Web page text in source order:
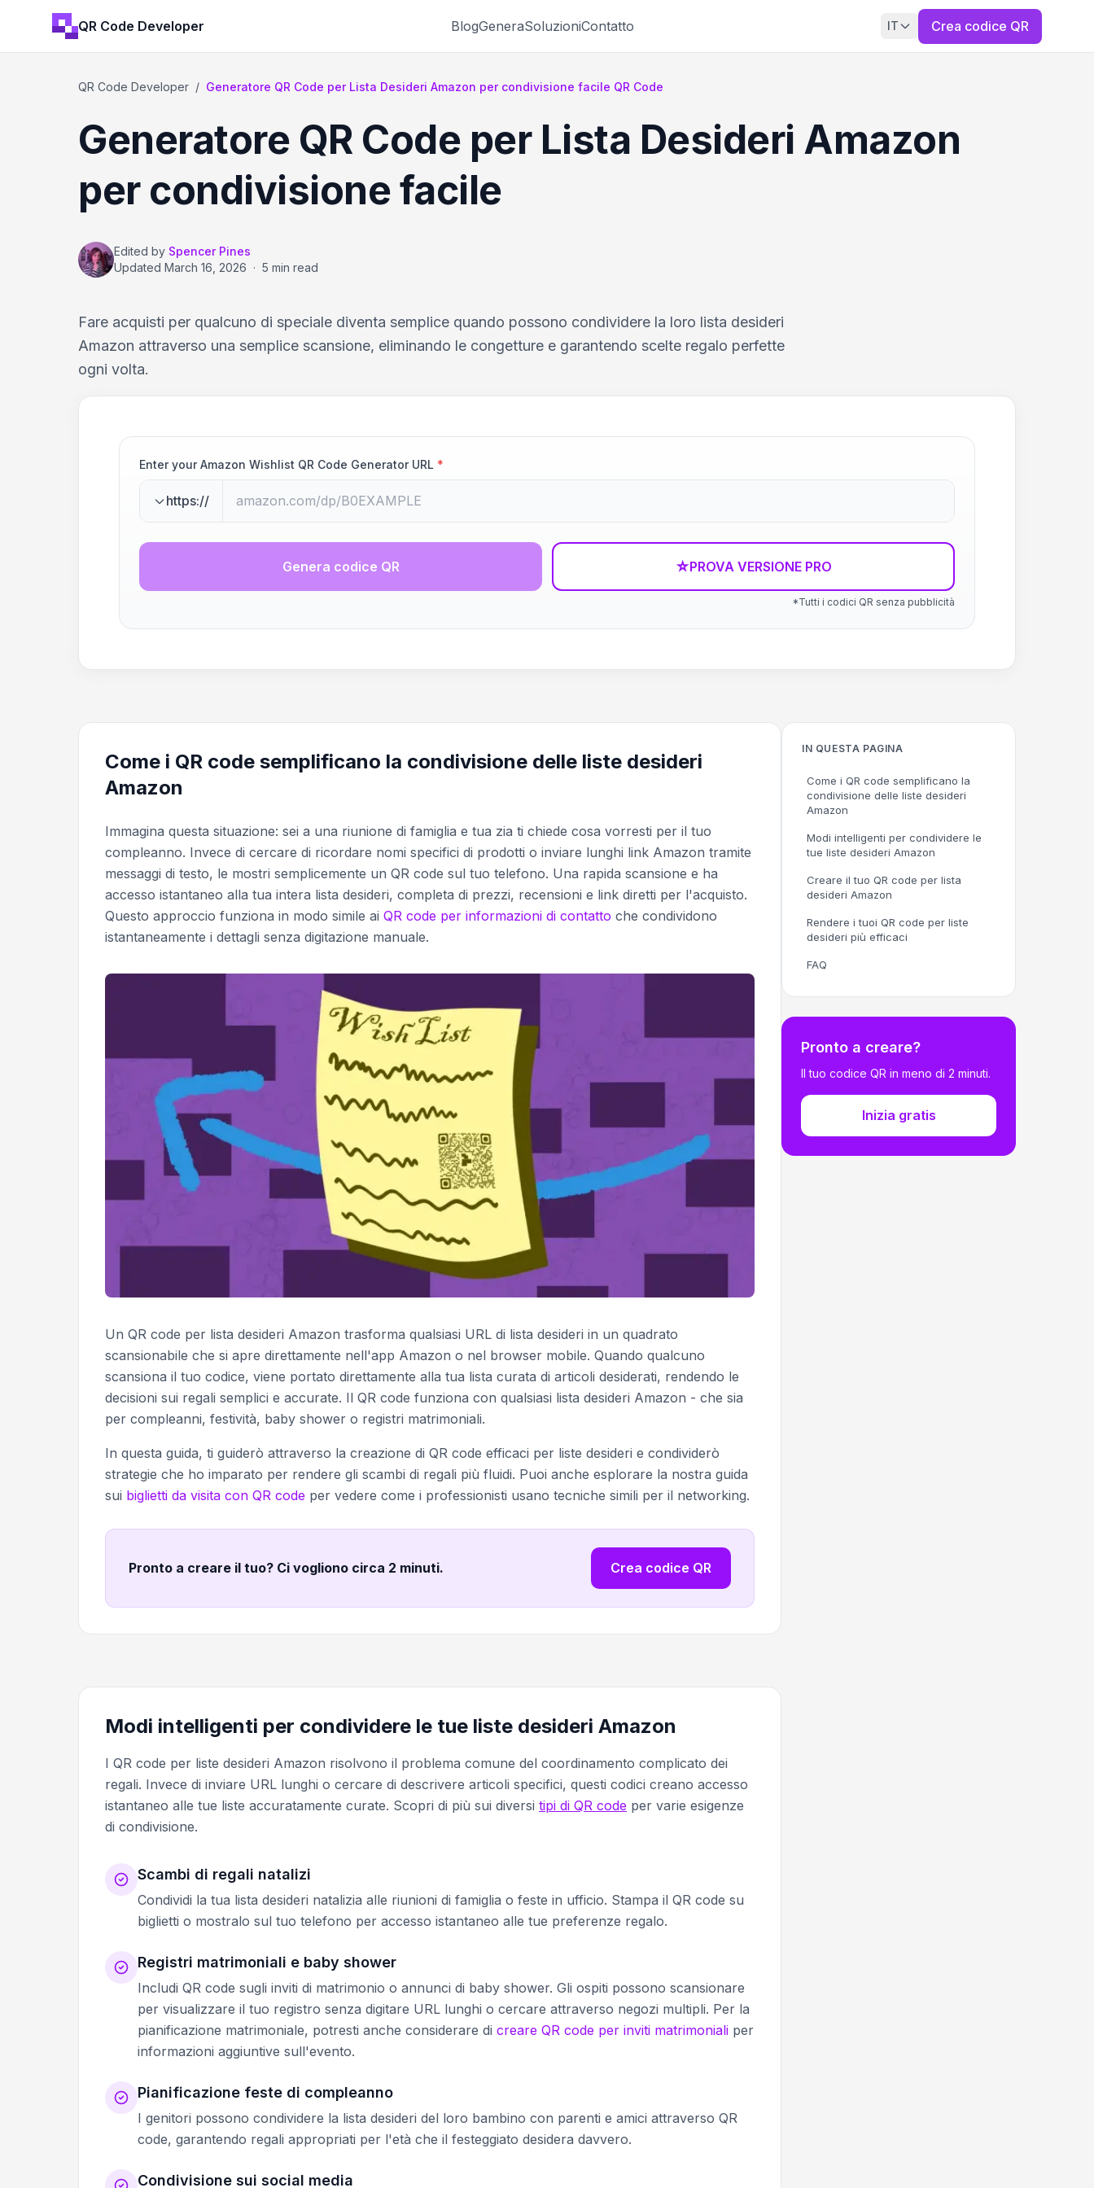
QR Code Developer BlogGeneraSoluzioniContatto IT Crea codice QR
QR Code Developer / Generatore QR Code per Lista Desideri Amazon per condivisione facile QR Code
Generatore QR Code per Lista Desideri Amazon
per condivisione facile
Edited by Spencer Pines
Updated March 16, 2026 · 5 min read
Fare acquisti per qualcuno di speciale diventa semplice quando possono condividere la loro lista desideri
Amazon attraverso una semplice scansione, eliminando le congetture e garantendo scelte regalo perfette
ogni volta.
Enter your Amazon Wishlist QR Code Generator URL *
https://
Genera codice QR ☆PROVA VERSIONE PRO
*Tutti i codici QR senza pubblicità
Come i QR code semplificano la condivisione delle liste desideri
Amazon
Immagina questa situazione: sei a una riunione di famiglia e tua zia ti chiede cosa vorresti per il tuo
compleanno. Invece di cercare di ricordare nomi specifici di prodotti o inviare lunghi link Amazon tramite
messaggi di testo, le mostri semplicemente un QR code sul tuo telefono. Una rapida scansione e ha
accesso istantaneo alla tua intera lista desideri, completa di prezzi, recensioni e link diretti per l'acquisto.
Questo approccio funziona in modo simile ai QR code per informazioni di contatto che condividono
istantaneamente i dettagli senza digitazione manuale.
Un QR code per lista desideri Amazon trasforma qualsiasi URL di lista desideri in un quadrato
scansionabile che si apre direttamente nell'app Amazon o nel browser mobile. Quando qualcuno
scansiona il tuo codice, viene portato direttamente alla tua lista curata di articoli desiderati, rendendo le
decisioni sui regali semplici e accurate. Il QR code funziona con qualsiasi lista desideri Amazon - che sia
per compleanni, festività, baby shower o registri matrimoniali.
In questa guida, ti guiderò attraverso la creazione di QR code efficaci per liste desideri e condividerò
strategie che ho imparato per rendere gli scambi di regali più fluidi. Puoi anche esplorare la nostra guida
sui biglietti da visita con QR code per vedere come i professionisti usano tecniche simili per il networking.
Pronto a creare il tuo? Ci vogliono circa 2 minuti. Crea codice QR
Modi intelligenti per condividere le tue liste desideri Amazon
I QR code per liste desideri Amazon risolvono il problema comune del coordinamento complicato dei
regali. Invece di inviare URL lunghi o cercare di descrivere articoli specifici, questi codici creano accesso
istantaneo alle tue liste accuratamente curate. Scopri di più sui diversi tipi di QR code per varie esigenze
di condivisione.
Scambi di regali natalizi
Condividi la tua lista desideri natalizia alle riunioni di famiglia o feste in ufficio. Stampa il QR code su
biglietti o mostralo sul tuo telefono per accesso istantaneo alle tue preferenze regalo.
Registri matrimoniali e baby shower
Includi QR code sugli inviti di matrimonio o annunci di baby shower. Gli ospiti possono scansionare
per visualizzare il tuo registro senza digitare URL lunghi o cercare attraverso negozi multipli. Per la
pianificazione matrimoniale, potresti anche considerare di creare QR code per inviti matrimoniali per
informazioni aggiuntive sull'evento.
Pianificazione feste di compleanno
I genitori possono condividere la lista desideri del loro bambino con parenti e amici attraverso QR
code, garantendo regali appropriati per l'età che il festeggiato desidera davvero.
Condivisione sui social media
IN QUESTA PAGINA
Come i QR code semplificano la
condivisione delle liste desideri
Amazon
Modi intelligenti per condividere le
tue liste desideri Amazon
Creare il tuo QR code per lista
desideri Amazon
Rendere i tuoi QR code per liste
desideri più efficaci
FAQ
Pronto a creare?
Il tuo codice QR in meno di 2 minuti.
Inizia gratis